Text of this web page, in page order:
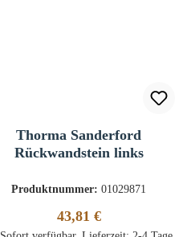
Thorma Sanderford
Rückwandstein links
Produktnummer:01029871
Regulärer Preis:
43,81 €